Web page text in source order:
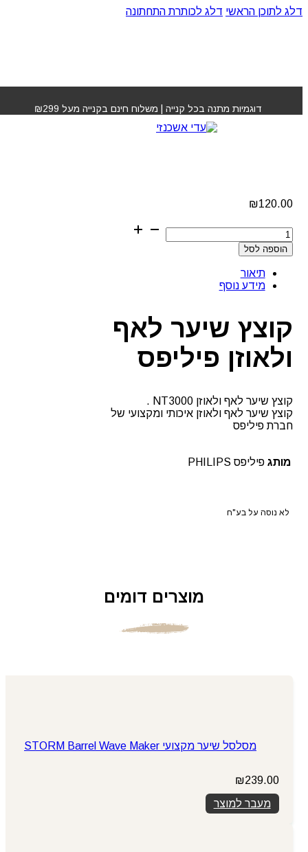
דלג לתוכן הראשי דלג לכותרת התחתונה
דוגמיות מתנה בכל קנייה | משלוח חינם בקנייה מעל ₪299
קוצץ שיער לאף ולאוזן
₪120.00
כמות
של
קוצץ
לאף
ולאוזן
הוספה לסל
תיאור
מידע נוסף
קוצץ שיער לאף
ולאוזן פיליפס
קוצץ שיער לאף ולאוזן NT3000 .
קוצץ שיער לאף ולאוזן איכותי ומקצועי של
חברת פיליפס
מותג פיליפס PHILIPS
לא נוסה על בע"ח
מוצרים דומים
מסלסל שיער מקצועי STORM Barrel Wave Maker
₪239.00
מעבר למוצר